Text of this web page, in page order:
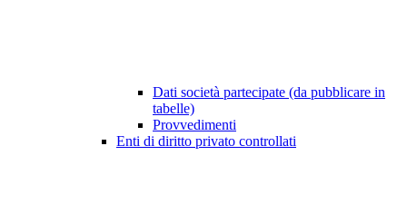
Dati società partecipate (da pubblicare in
tabelle)
Provvedimenti
Enti di diritto privato controllati